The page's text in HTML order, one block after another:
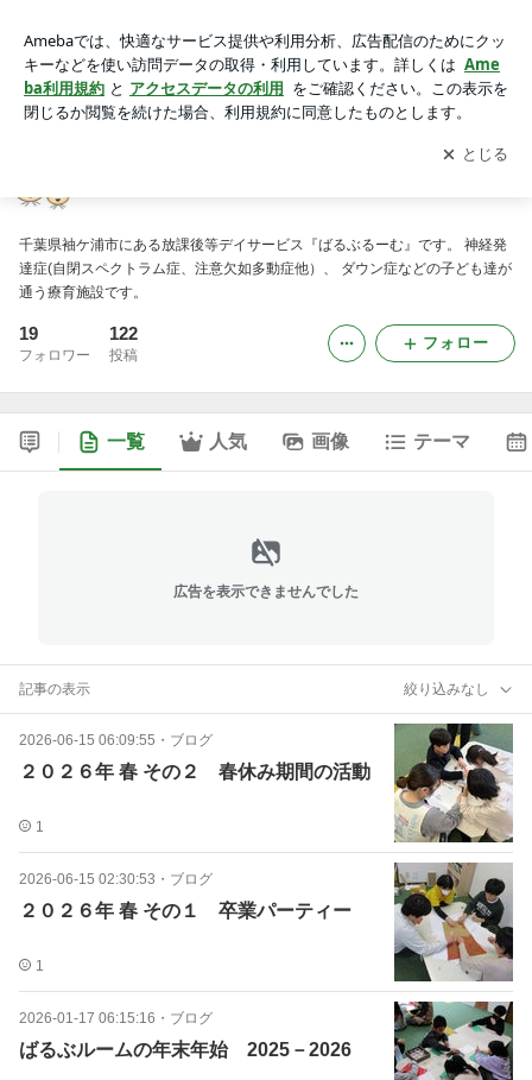
アプリをダウンロードして ブログの更新通知
を受け取りまし
ょう。
開く
千葉県袖ケ浦市にある放課後等デイサービス『ばるぶるーむ』です。 神経発
達症(自閉スペクトラム症、注意欠如多動症他）、 ダウン症などの子ども達が
通う療育施設です。
19
フォロワー
122
投稿
フォロー
一覧 人気 画像 テーマ
広告を表示できませんでした
記事の表示 絞り込みなし
2026-06-15 06:09:55 ・ ブログ
２０２６年 春 その２ 春休み期間の活動
1
2026-06-15 02:30:53 ・ ブログ
２０２６年 春 その１ 卒業パーティー
1
2026-01-17 06:15:16 ・ ブログ
ばるぶルームの年末年始 2025－2026